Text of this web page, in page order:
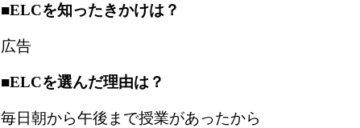
■ELCを知ったきかけは？
広告
■ELCを選んだ理由は？
毎日朝から午後まで授業があったから